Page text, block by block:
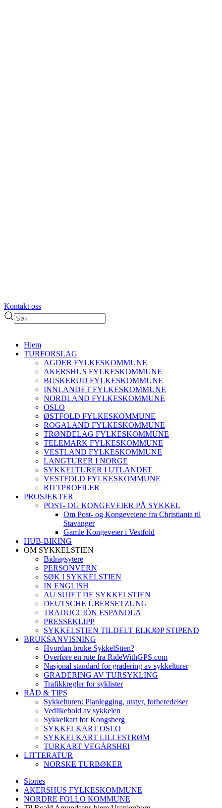
Kontakt oss
Hjem
TURFORSLAG
AGDER FYLKESKOMMUNE
AKERSHUS FYLKESKOMMUNE
BUSKERUD FYLKESKOMMUNE
INNLANDET FYLKESKOMMUNE
NORDLAND FYLKESKOMMUNE
OSLO
ØSTFOLD FYLKESKOMMUNE
ROGALAND FYLKESKOMMUNE
TRØNDELAG FYLKESKOMMUNE
TELEMARK FYLKESKOMMUNE
VESTLAND FYLKESKOMMUNE
LANGTURER I NORGE
SYKKELTURER I UTLANDET
VESTFOLD FYLKESKOMMUNE
RITTPROFILER
PROSJEKTER
POST- OG KONGEVEIER PÅ SYKKEL
Om Post- og Kongeveiene fra Christiania til
Stavanger
Gamle Kongeveier i Vestfold
HUB-BIKING
OM SYKKELSTIEN
Bidragsytere
PERSONVERN
SØK I SYKKELSTIEN
IN ENGLISH
AU SUJET DE SYKKELSTIEN
DEUTSCHE ÜBERSETZUNG
TRADUCCIÓN ESPANOLA
PRESSEKLIPP
SYKKELSTIEN TILDELT ELKJØP STIPEND
BRUKSANVISNING
Hvordan bruke SykkelStien?
Overføre en rute fra RideWithGPS.com
Nasjonal standard for gradering av sykkelturer
GRADERING AV TURSYKLING
Trafikkregler for syklister
RÅD & TIPS
Sykkelturen: Planlegging, utstyr, forberedelser
Vedlikehold av sykkelen
Sykkelkart for Kongsberg
SYKKELKART OSLO
SYKKELKART LILLESTRØM
TURKART VEGÅRSHEI
LITTERATUR
NORSKE TURBØKER
Stories
AKERSHUS FYLKESKOMMUNE
NORDRE FOLLO KOMMUNE